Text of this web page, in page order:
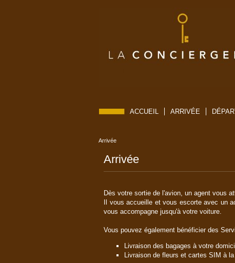
ACCUEIL ARRIVÉE
Arrivée
Arrivée
Dès votre sortie de l'avion, un agent vous
Il vous accueille et vous escorte avec un
vous accompagne jusqu'à votre voiture.
Vous pouvez également bénéficier des
Livraison des bagages à votre
Livraison de fleurs et cartes SIM à